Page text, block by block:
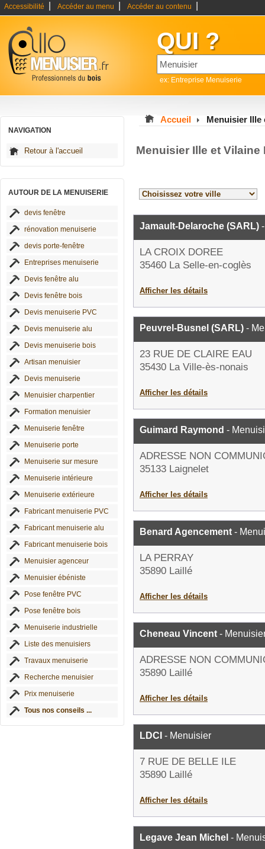
Accessibilité Accéder au menu Accéder au contenu
QUI ?
ex: Entreprise Menuiserie
NAVIGATION
Retour à l'accueil
AUTOUR DE LA MENUISERIE
devis fenêtre
rénovation menuiserie
devis porte-fenêtre
Entreprises menuiserie
Devis fenêtre alu
Devis fenêtre bois
Devis menuiserie PVC
Devis menuiserie alu
Devis menuiserie bois
Artisan menuisier
Devis menuiserie
Menuisier charpentier
Formation menuisier
Menuiserie fenêtre
Menuiserie porte
Menuiserie sur mesure
Menuiserie intérieure
Menuiserie extérieure
Fabricant menuiserie PVC
Fabricant menuiserie alu
Fabricant menuiserie bois
Menuisier agenceur
Menuisier ébéniste
Pose fenêtre PVC
Pose fenêtre bois
Menuiserie industrielle
Liste des menuisiers
Travaux menuiserie
Recherche menuisier
Prix menuiserie
Tous nos conseils ...
Accueil Menuisier Ille
Menuisier Ille et Vilaine
Jamault-Delaroche (SARL)
LA CROIX DOREE
35460 La Selle-en-coglès
Afficher les détails
Peuvrel-Busnel (SARL) -
23 RUE DE CLAIRE EAU
35430 La Ville-ès-nonais
Afficher les détails
Guimard Raymond -
ADRESSE NON
35133 Laignelet
Afficher les détails
Benard Agencement -
LA PERRAY
35890 Laillé
Afficher les détails
Cheneau Vincent -
ADRESSE NON
35890 Laillé
Afficher les détails
LDCI - Menuisier
7 RUE DE BELLE ILE
35890 Laillé
Afficher les détails
Legave Jean Michel -